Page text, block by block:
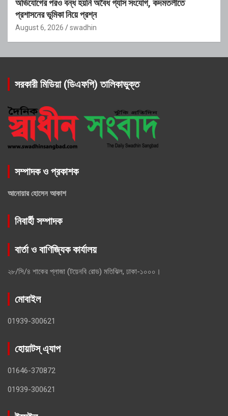
অভিযোগের পরও বন্ধ হয়নি অবৈধ গ্যাস সংযোগ, কদমতলীতে
প্রশাসনের ভূমিকা নিয়ে প্রশ্ন
August 6, 2026 swadhin
সরকারী মিডিয়া (ডিএফপি) তালিকাভুক্ত
সম্পাদক ও প্রকাশক
আনোয়ার হোসেন আকাশ
নিবার্হী সম্পাদক
বার্তা ও বাণিজ্যিক কার্যালয়
২৮/সি/৪ শাকের প্লাজা (টয়েনবি রোড) মতিঝিল, ঢাকা-১০০০।
মোবাইল
01939-300621
হোয়াটস্ এ্যাপ
01646-370872
01939-300621